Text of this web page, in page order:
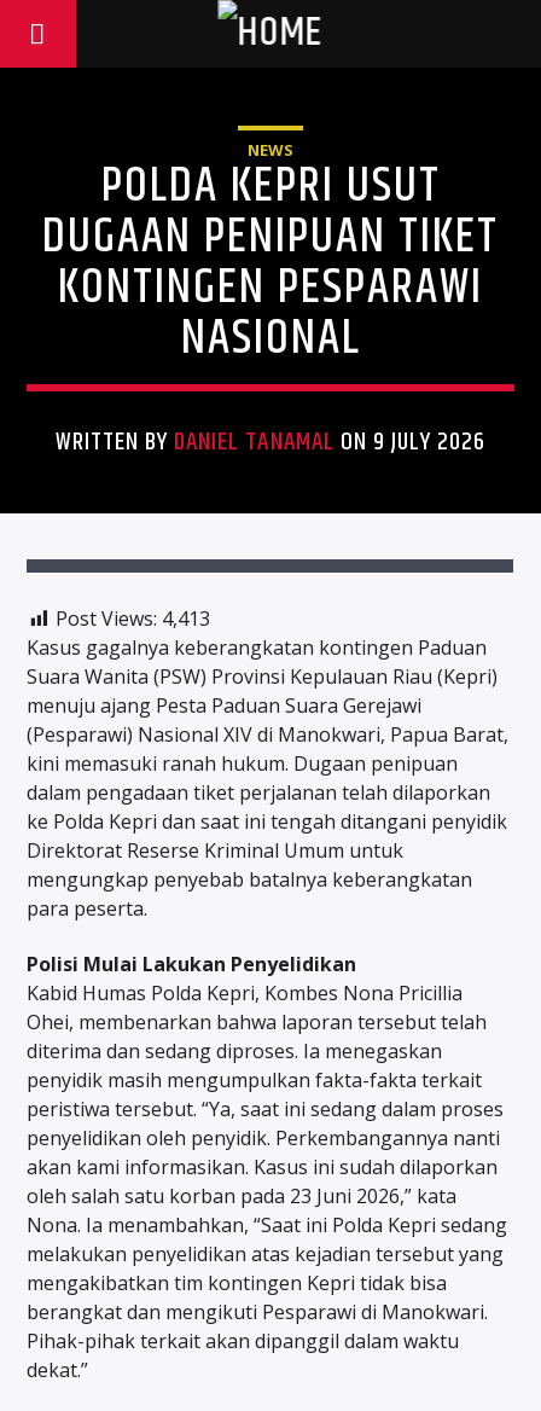
NEWS
POLDA KEPRI USUT
DUGAAN PENIPUAN TIKET
KONTINGEN PESPARAWI
NASIONAL
WRITTEN BYDANIEL TANAMAL ON 9 JULY 2026
Post Views: 4,413
Kasus gagalnya keberangkatan kontingen Paduan
Suara Wanita (PSW) Provinsi Kepulauan Riau (Kepri)
menuju ajang Pesta Paduan Suara Gerejawi
(Pesparawi) Nasional XIV di Manokwari, Papua Barat,
kini memasuki ranah hukum. Dugaan penipuan
dalam pengadaan tiket perjalanan telah dilaporkan
ke Polda Kepri dan saat ini tengah ditangani penyidik
Direktorat Reserse Kriminal Umum untuk
mengungkap penyebab batalnya keberangkatan
para peserta.
Polisi Mulai Lakukan Penyelidikan
Kabid Humas Polda Kepri, Kombes Nona Pricillia
Ohei, membenarkan bahwa laporan tersebut telah
diterima dan sedang diproses. Ia menegaskan
penyidik masih mengumpulkan fakta-fakta terkait
peristiwa tersebut. “Ya, saat ini sedang dalam proses
penyelidikan oleh penyidik. Perkembangannya nanti
akan kami informasikan. Kasus ini sudah dilaporkan
oleh salah satu korban pada 23 Juni 2026,” kata
Nona. Ia menambahkan, “Saat ini Polda Kepri sedang
melakukan penyelidikan atas kejadian tersebut yang
mengakibatkan tim kontingen Kepri tidak bisa
berangkat dan mengikuti Pesparawi di Manokwari.
Pihak-pihak terkait akan dipanggil dalam waktu
dekat.”